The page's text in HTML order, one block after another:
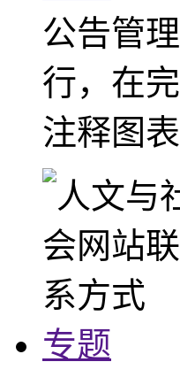
公告管
行，在
注释图
专题